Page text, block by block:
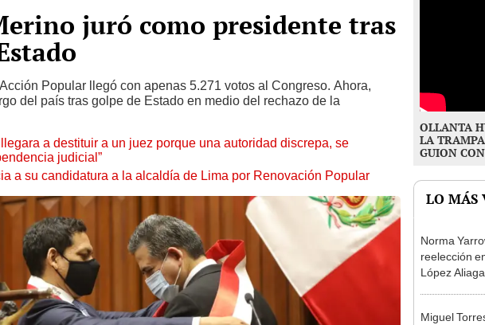
juró como presidente tras
Popular llegó con apenas 5.271 votos al Congreso. Ahora,
del país tras golpe de Estado en medio del rechazo de la
a destituir a un juez porque una autoridad discrepa, se
judicial”
a su candidatura a la alcaldía de Lima por Renovación Popular
OLLANTA
LA
GUION
LO MÁS
Norma
reelección
López
Miguel